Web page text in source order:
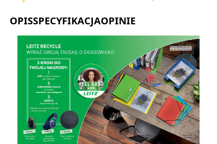
OPISSPECYFIKACJAOPINIE